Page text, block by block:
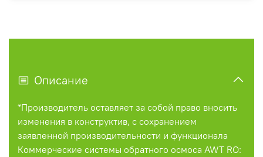
Описание
*Производитель оставляет за собой право вносить
изменения в конструктив, с сохранением
заявленной производительности и функционала
Коммерческие системы обратного осмоса AWT RO: